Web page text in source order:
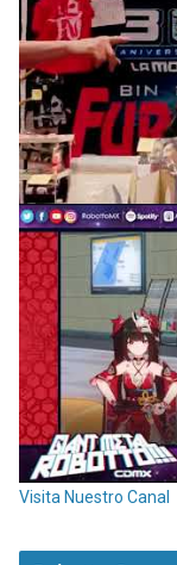
Visita Nuestro Canal